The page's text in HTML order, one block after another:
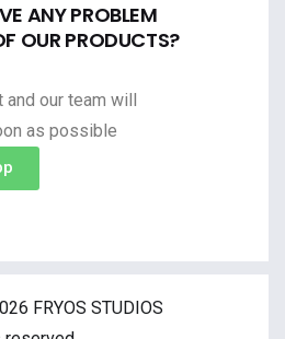
ANY PROBLEM
OUR PRODUCTS?
and our team will
as possible
FRYOS STUDIOS